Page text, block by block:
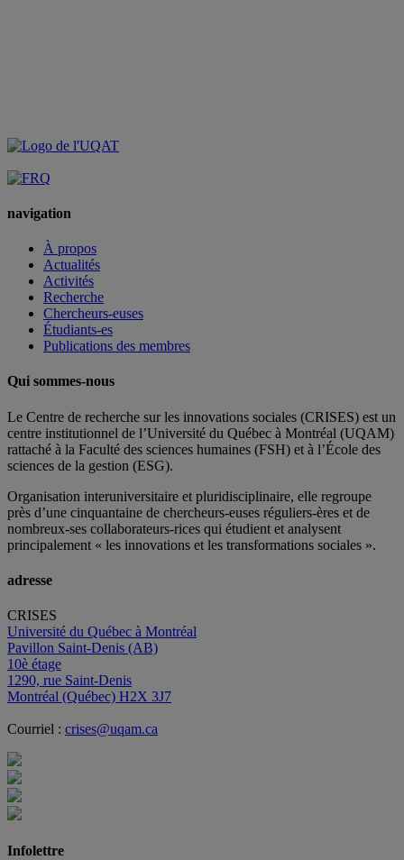
navigation
À propos
Actualités
Activités
Recherche
Chercheurs-euses
Étudiants-es
Publications des membres
Qui sommes-nous
Le Centre de recherche sur les innovations sociales (CRISES) est un
centre institutionnel de l’Université du Québec à Montréal (UQAM)
rattaché à la Faculté des sciences humaines (FSH) et à l’École des
sciences de la gestion (ESG).
Organisation interuniversitaire et pluridisciplinaire, elle regroupe
près d’une cinquantaine de chercheurs-euses réguliers-ères et de
nombreux-ses collaborateurs-rices qui étudient et analysent
principalement « les innovations et les transformations sociales ».
adresse
CRISES
Université du Québec à Montréal
Pavillon Saint-Denis (AB)
10è étage
1290, rue Saint-Denis
Montréal (Québec) H2X 3J7
Courriel : crises@uqam.ca
Infolettre